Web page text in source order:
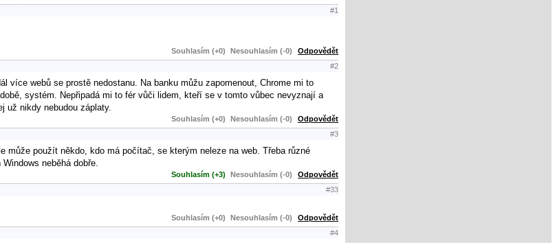
#1
Souhlasím (+0) Nesouhlasím (-0) Odpovědět
#2
více webů se prostě nedostanu. Na banku můžu zapomenout, Chrome mi to
systém. Nepřipadá mi to fér vůči lidem, kteří se v tomto vůbec nevyznají a
už nikdy nebudou záplaty.
Souhlasím (+0) Nesouhlasím (-0) Odpovědět
#3
použít někdo, kdo má počítač, se kterým neleze na web. Třeba různé
neběhá dobře.
Souhlasím (+3) Nesouhlasím (-0) Odpovědět
#33
Souhlasím (+0) Nesouhlasím (-0) Odpovědět
#4